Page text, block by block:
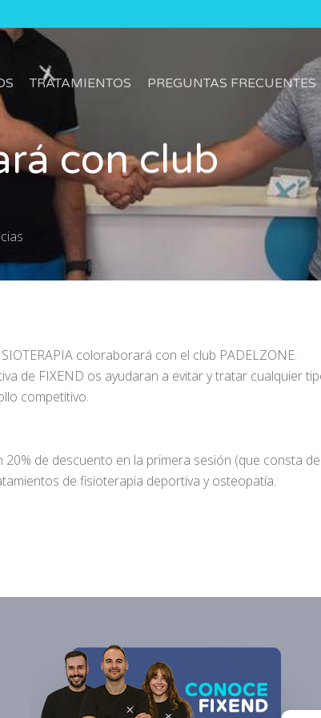
TRATAMIENTOS PREGUNTAS FRECUENTES
con club
coloraborará con el club PADELZONE.
de FIXEND os ayudaran a evitar ytratar cualquier
competitivo.
de descuento en la primera sesión (que consta
de fisioterapia deportiva y osteopatía.